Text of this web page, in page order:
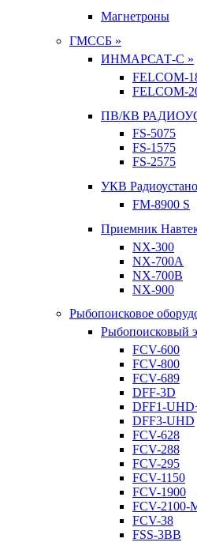
Магнетроны
ГМССБ »
ИНМАРСАТ-С »
FELCOM-
FELCOM-
ПВ/КВ
FS-5075
FS-1575
FS-2575
УКВ
FM-8900 S
Приемник
NX-300
NX-700A
NX-700B
NX-900
Рыбопоисковое
Рыбопоисковый
FCV-600
FCV-800
FCV-689
DFF-3D
DFF1-
DFF3-UHD
FCV-628
FCV-288
FCV-295
FCV-1150
FCV-1900
FCV-2100-
FCV-38
FSS-3BB